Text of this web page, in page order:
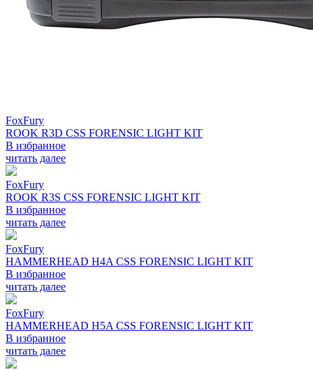
FoxFury
ROOK R3D CSS FORENSIC LIGHT KIT
В избранное
читать далее
FoxFury
ROOK R3S CSS FORENSIC LIGHT KIT
В избранное
читать далее
FoxFury
HAMMERHEAD H4A CSS FORENSIC LIGHT KIT
В избранное
читать далее
FoxFury
HAMMERHEAD H5A CSS FORENSIC LIGHT KIT
В избранное
читать далее